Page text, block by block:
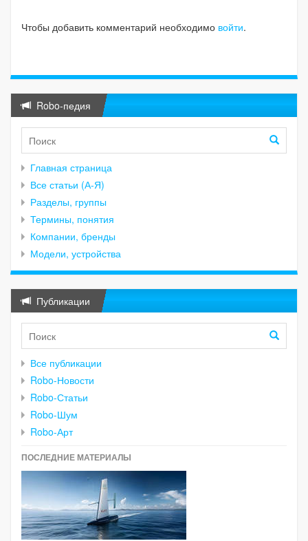
Чтобы добавить комментарий необходимо войти.
Robo-педия
Главная страница
Все статьи (А-Я)
Разделы, группы
Термины, понятия
Компании, бренды
Модели, устройства
Публикации
Все публикации
Robo-Новости
Robo-Статьи
Robo-Шум
Robo-Арт
ПОСЛЕДНИЕ МАТЕРИАЛЫ